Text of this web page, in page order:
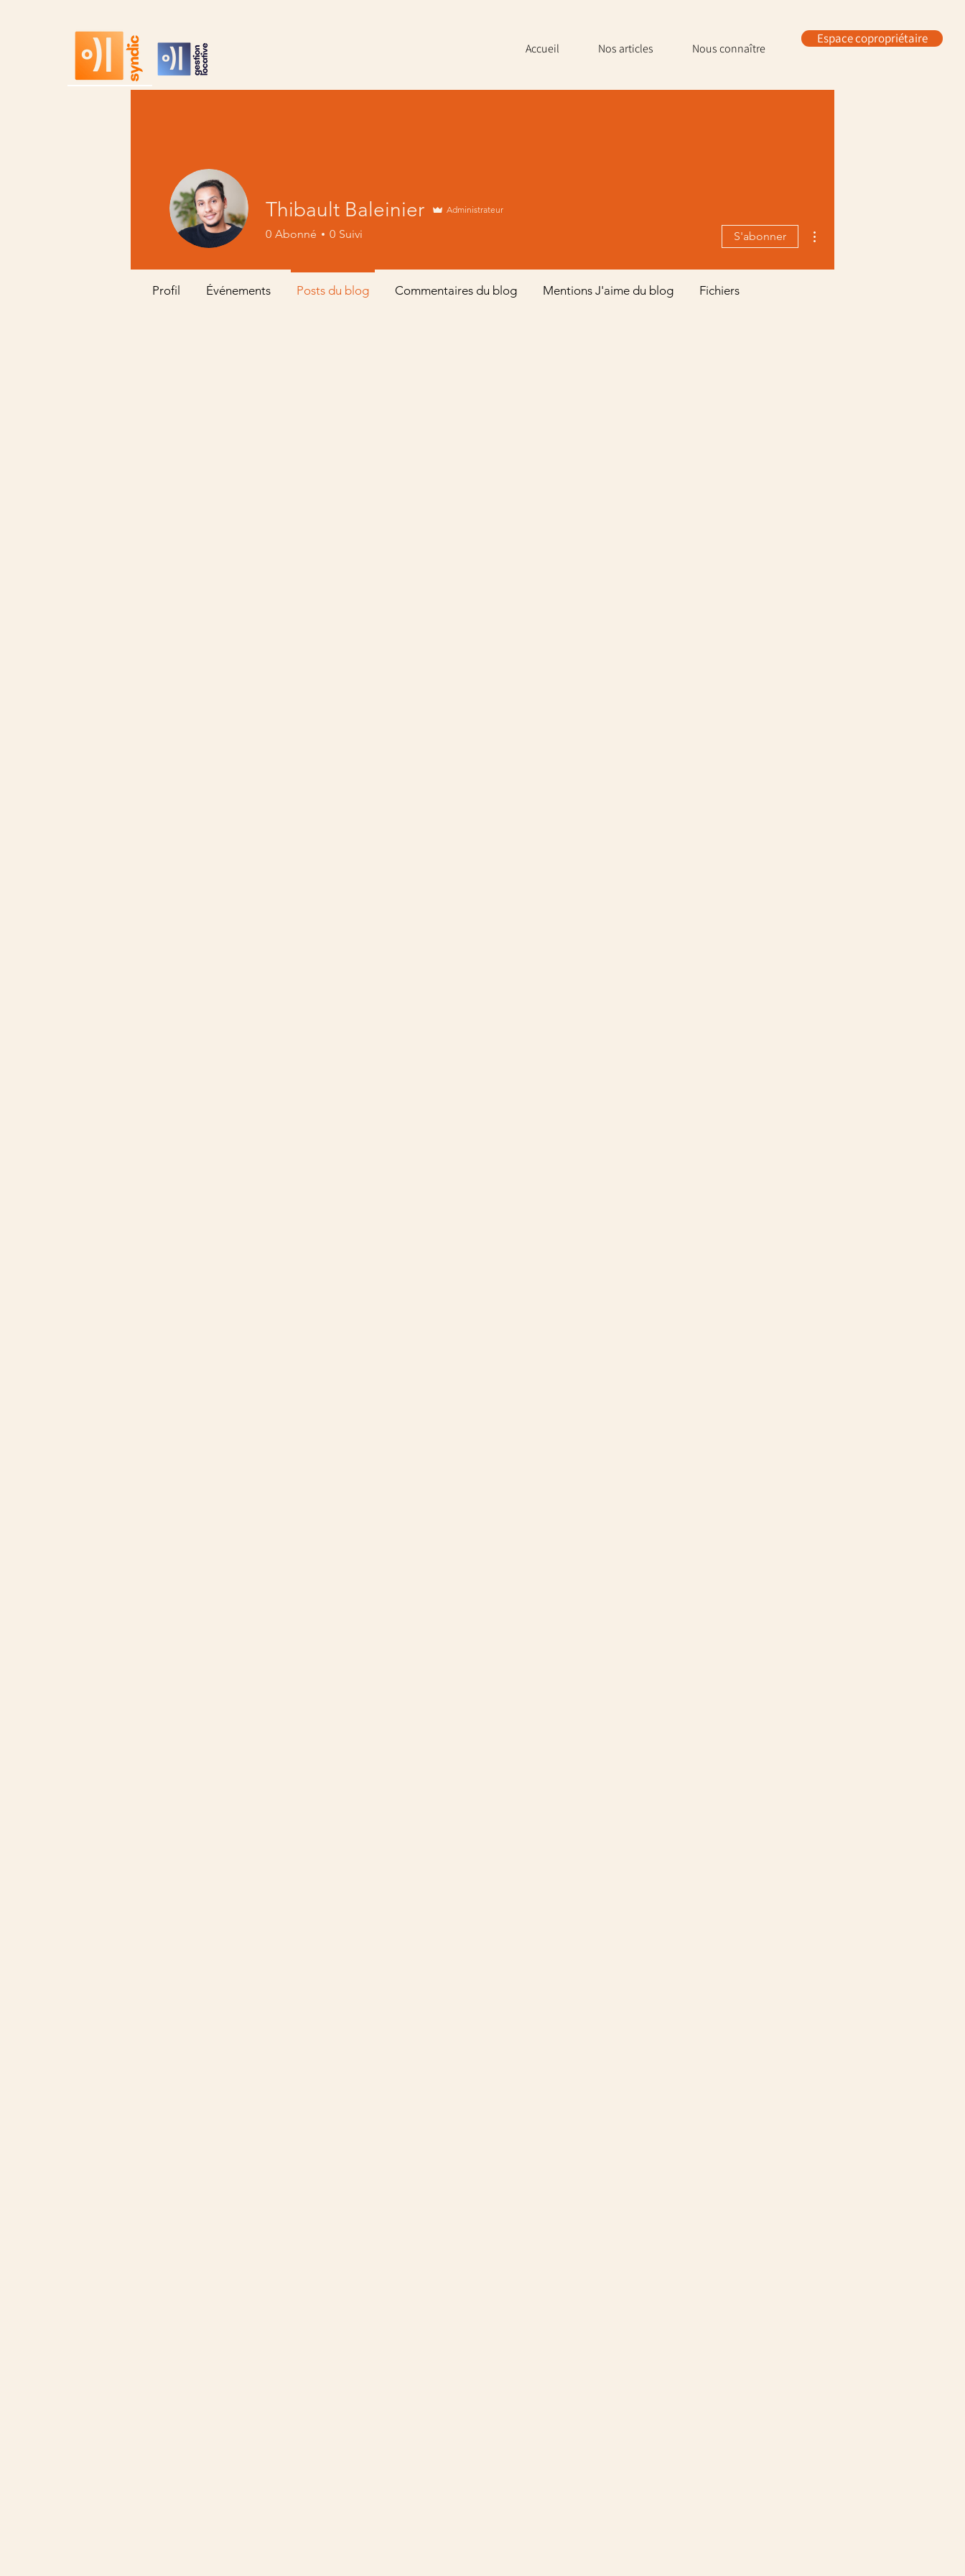
Accueil Nos articles Nous connaître
Espace copropriétaire
Thibault Baleinier Administrateur
0 Abonné 0 Suivi S'abonner
Profil Événements Posts du blog Commentaires du blog Mentions J'aime du blog Fichiers